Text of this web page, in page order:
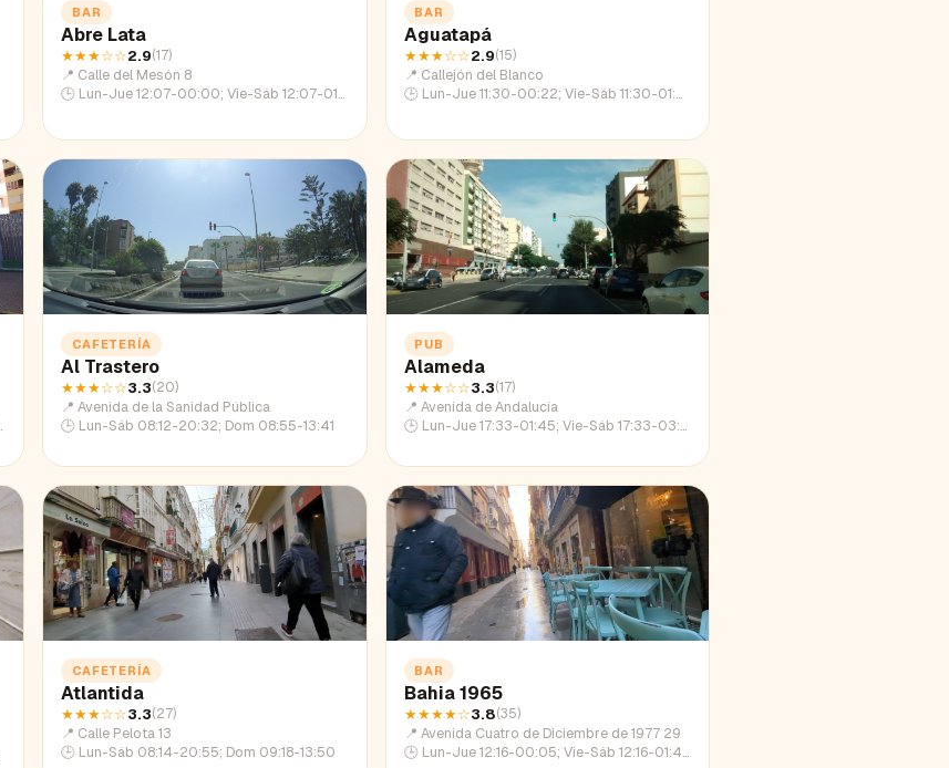
BAR
Abre Lata
★★★☆☆2.9(17)
📍 Calle del Mesón 8
🕒 Lun-Jue 12:07-00:00; Vie-Sáb 12:07-01:56; Dom 12:07-22:44
BAR
Aguatapá
★★★☆☆2.9(15)
📍 Callejón del Blanco
🕒 Lun-Jue 11:30-00:22; Vie-Sáb 11:30-01:45; Dom 11:30-23:20
CAFETERÍA
Al Trastero
★★★☆☆3.3(20)
📍Avenida de la Sanidad Pública
🕒 Lun-Sáb 08:12-20:32; Dom 08:55-13:41
PUB
Alameda
★★★☆☆3.3(17)
📍 Avenida de Andalucía
🕒 Lun-Jue 17:33-01:45; Vie-Sáb 17:33-03:14; Dom 17:33-00:58
CAFETERÍA
Atlantida
★★★☆☆3.3(27)
📍 Calle Pelota 13
🕒 Lun-Sáb 08:14-20:55; Dom 09:18-13:50
BAR
Bahia 1965
★★★★☆3.8(35)
📍 Avenida Cuatro de Diciembre de 1977 29
🕒 Lun-Jue 12:16-00:05; Vie-Sáb 12:16-01:42; Dom 12:16-23:17